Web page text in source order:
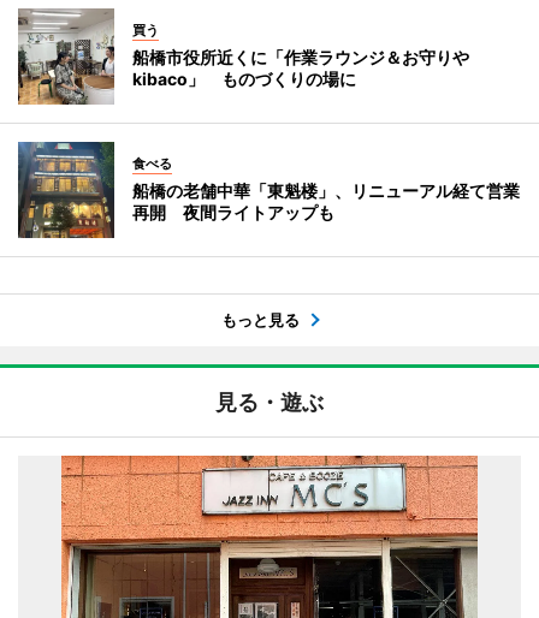
買う
船橋市役所近くに「作業ラウンジ＆お守りや
kibaco」 ものづくりの場に
食べる
船橋の老舗中華「東魁楼」、リニューアル経て営業
再開 夜間ライトアップも
もっと見る
見る・遊ぶ